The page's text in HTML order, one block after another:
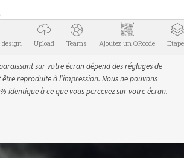
sur votre écran dépend des réglages de
reproduite à l’impression. Nous ne pouvons
identique à ce que vous percevez sur votre écran.